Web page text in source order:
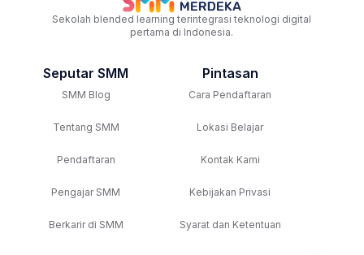
Sekolah blended learning terintegrasi teknologi digital
pertama di Indonesia.
Seputar SMM
SMM Blog
Tentang SMM
Pendaftaran
Pengajar SMM
Berkarir di SMM
Pintasan
Cara Pendaftaran
Lokasi Belajar
Kontak Kami
Kebijakan Privasi
Syarat dan Ketentuan